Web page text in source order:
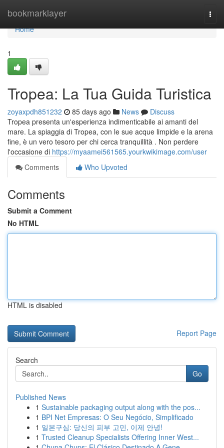
bookmarklayer
Home
Home
1
Tropea: La Tua Guida Turistica
zoyaxpdh851232 85 days ago News
Discuss
Tropea presenta un'esperienza indimenticabile ai amanti del
mare. La spiaggia di Tropea, con le sue acque limpide e la arena
fine, è un vero tesoro per chi cerca tranquillità . Non perdere
l'occasione di https://myaamei561565.yourkwikimage.com/user
Comments
Who Upvoted
Comments
Submit a Comment
No HTML
HTML is disabled
Report Page
Search
Go
Published News
1 Sustainable packaging output along with the pos...
1 BPI Net Empresas: O Seu Negócio, Simplificado
1 일본구심: 당신의 피부 고민, 이제 안녕!
1 Trusted Cleanup Specialists Offering Inner West...